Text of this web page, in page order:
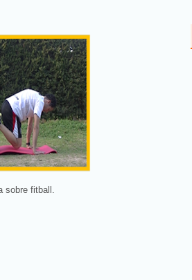
sobre fitball.